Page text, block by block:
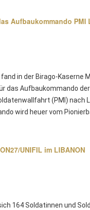
Aufbaukommando
in der Birago-Kaserne
das Aufbaukommando der
(PMI) nach
wird heuer vom
UNIFIL im LIBANON
164 Soldatinnen und